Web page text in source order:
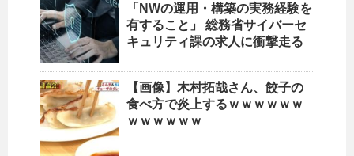
「NWの運用・構築の実務経験を
有すること」 総務省サイバーセ
キュリティ課の求人に衝撃走る
【画像】木村拓哉さん、餃子の
食べ方で炎上するｗｗｗｗｗｗ
ｗｗｗｗｗｗ